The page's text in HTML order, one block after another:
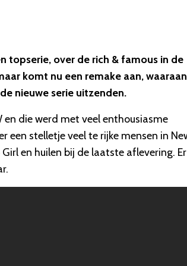
topserie, over de rich & famous in de
komt nu een remake aan, waaraan
nieuwe serie uitzenden.
die werd met veel enthousiasme
een stelletje veel te rijke mensen in
en huilen bij de laatste aflevering.